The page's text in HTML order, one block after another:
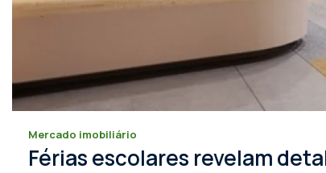
Mercado imobiliário
Férias escolares revelam